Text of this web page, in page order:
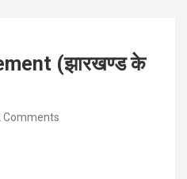
(झारखण्ड के
Comments